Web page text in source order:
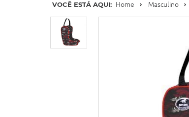
VOCÊ ESTÁ AQUI: Home Masculino